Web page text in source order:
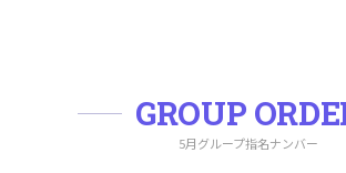
GROUP
5月グループ指名ナンバー